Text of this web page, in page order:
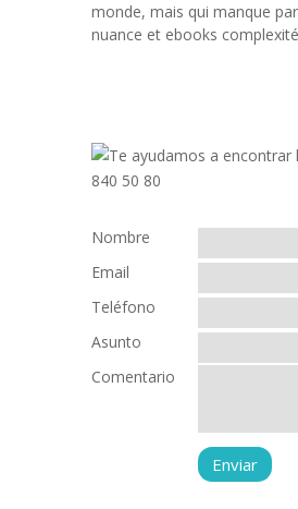
monde, mais qui manque
nuance et ebooks
Nombre
Email
Teléfono
Asunto
Comentario